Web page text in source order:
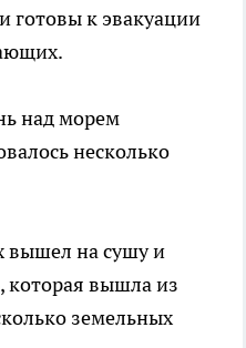
готовы к эвакуации
над морем
несколько
вышел на сушу и
которая вышла из
земельных